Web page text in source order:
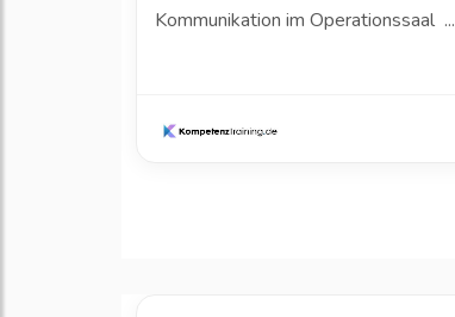
Kommunikation im Operationssaal ...